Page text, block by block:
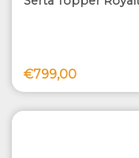
€799,00